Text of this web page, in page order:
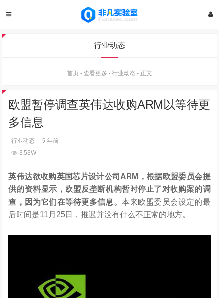
行业动态
首页 - 查看更多 - 行业动态 - 正文
欧盟暂停调查英伟达收购ARM以等待更
多信息
行业动态
5 年前
3.53W
英伟达欲收购英国芯片设计公司ARM，根据欧盟委员会提
供的资料显示，欧盟反垄断机构暂时停止了对收购案的调
查，因为它们在等待更多信息。本来欧盟委员会设定的最
后时间是11月25日，推迟并没有什么不正常的地方。